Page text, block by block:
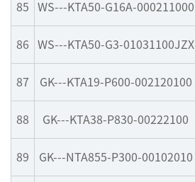
85 WS---KTA50-G16A-000211000
86 WS---KTA50-G3-01031100JZX
87 GK---KTA19-P600-002120100
88 GK---KTA38-P830-00222100
89 GK---NTA855-P300-00102010